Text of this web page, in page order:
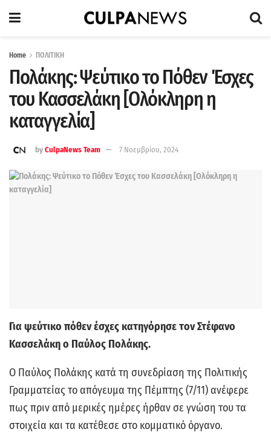
Home ΠΟΛΙΤΙΚΗ
Πολάκης: Ψεύτικο το Πόθεν Έσχες
του Κασσελάκη [Ολόκληρη η
καταγγελία]
by CulpaNews Team 7 Νοεμβρίου, 2024
Για ψεύτικο πόθεν έσχες κατηγόρησε τον Στέφανο
Κασσελάκη ο Παύλος Πολάκης.
Ο Παύλος Πολάκης κατά τη συνεδρίαση της Πολιτικής
Γραμματείας το απόγευμα της Πέμπτης (7/11) ανέφερε
πως πριν από μερικές ημέρες ήρθαν σε γνώση του τα
στοιχεία και τα κατέθεσε στο κομματικό όργανο.